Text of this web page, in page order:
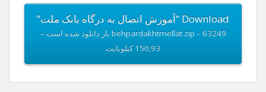
امیدوارم بدرد بخور باشه و کارتونو راه بندازه .
تا پست بعدی مراقب خودتون باشین .
به هر مورد یا مشکلی برخوردین همینجا کامنت بذارین پاسخ
خواهم داد .
بدرود .